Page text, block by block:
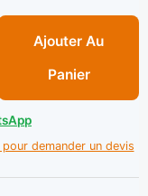
NEO
Ajouter Au
Panier
demander un devis